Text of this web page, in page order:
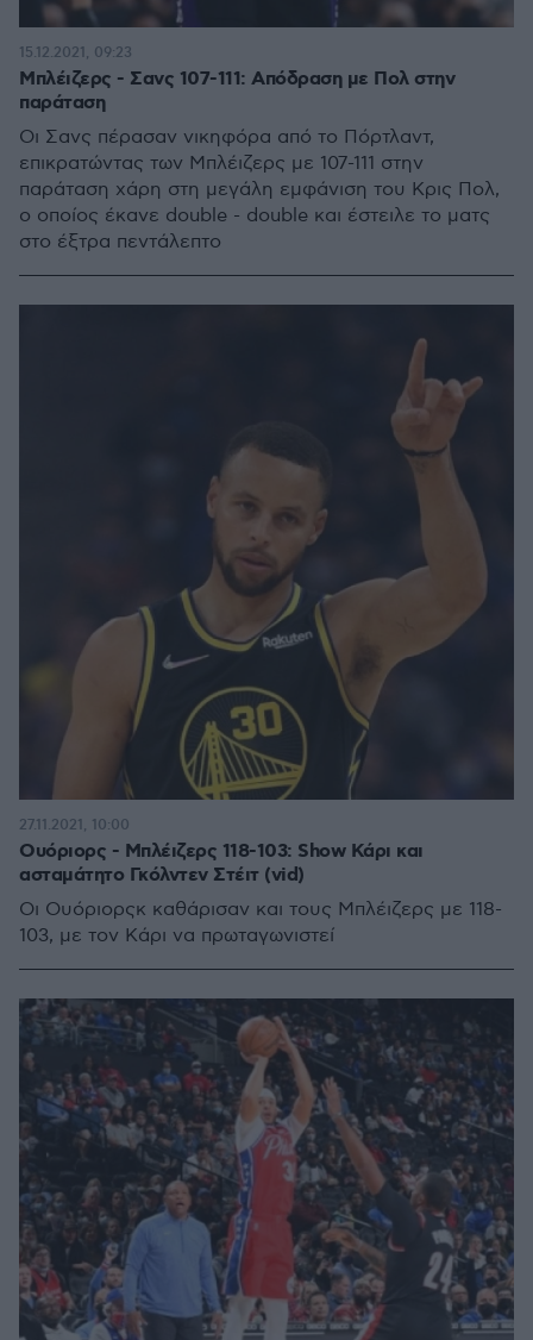
Μπλέιζερς - Σανς 107-111: Απόδραση με Πολ στην
παράταση
Οι Σανς πέρασαν νικηφόρα από το Πόρτλαντ,
επικρατώντας των Μπλέιζερς με 107-111 στην
παράταση χάρη στη μεγάλη εμφάνιση του Κρις Πολ,
ο οποίος έκανε double - double και έστειλε το ματς
στο έξτρα πεντάλεπτο
15.12.2021, 09:23
Oυόριορς - Μπλέιζερς 118-103: Show Κάρι και
ασταμάτητο Γκόλντεν Στέιτ (vid)
Οι Ουόριορςκ καθάρισαν και τους Μπλέιζερς με 118-
103, με τον Κάρι να πρωταγωνιστεί
27.11.2021, 10:00